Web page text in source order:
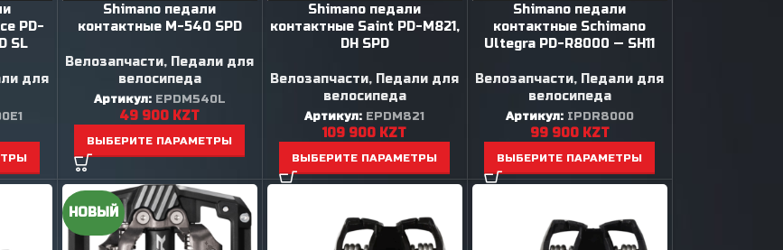
PD-
SL
для
Shimano педали
контактные M-540 SPD
Велозапчасти, Педали для
велосипеда
Артикул: EPDM540L
49 900 KZT
ВЫБЕРИТЕ ПАРАМЕТРЫ
Shimano педали
контактные Saint PD-M821,
DH SPD
Велозапчасти, Педали для
велосипеда
Артикул: EPDM821
109 900 KZT
ВЫБЕРИТЕ ПАРАМЕТРЫ
Shimano педали
контактные Schimano
Ultegra PD-R8000 — SH11
Велозапчасти, Педали для
велосипеда
Артикул: IPDR8000
99 900 KZT
ВЫБЕРИТЕ ПАРАМЕТРЫ
НОВЫЙ